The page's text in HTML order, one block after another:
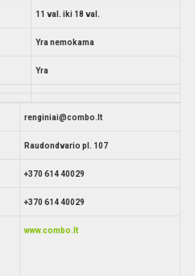
11 val. iki 18 val.
Yra nemokama
Yra
renginiai@combo.lt
Raudondvario pl. 107
+370 614 40029
+370 614 40029
www.combo.lt